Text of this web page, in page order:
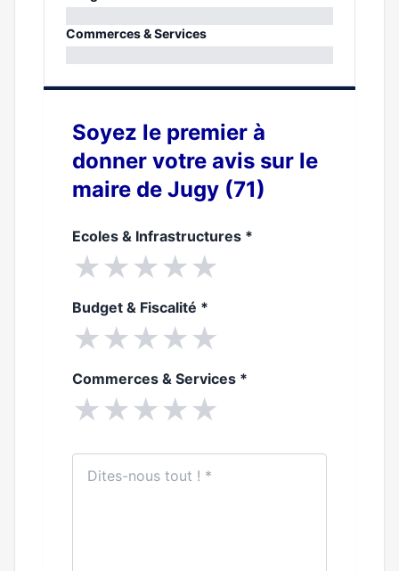
0%
Commerces & Services
Soyez le premier à
donner votre avis sur le
maire de Jugy (71)
Ecoles & Infrastructures *
★★★★★
Budget & Fiscalité *
★★★★★
Commerces & Services *
★★★★★